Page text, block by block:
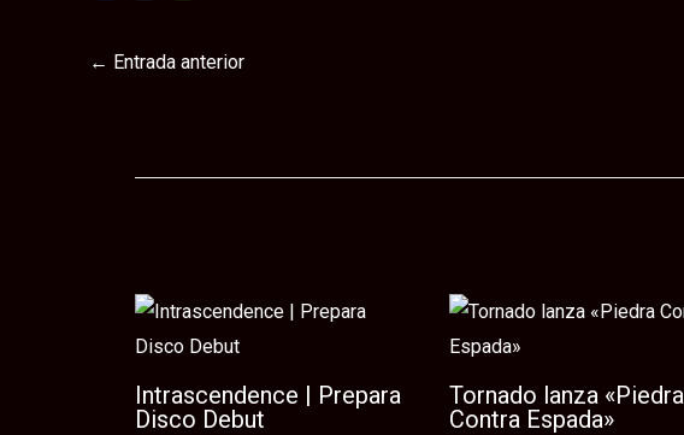
← Entrada anterior
Intrascendence | Prepara
Disco Debut
Tornado lanza «Piedra
Contra Espada»